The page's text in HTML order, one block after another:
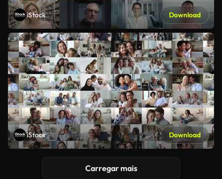
iStock Download
iStock Download
Carregar mais